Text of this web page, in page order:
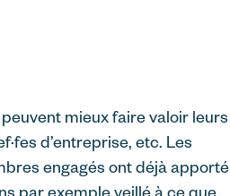
mieux faire valoir leurs
d’entreprise, etc. Les
engagés ont déjà apporté
par exemple veillé à ce que